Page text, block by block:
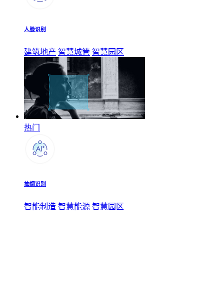
人脸识别
建筑地产 智慧城管 智慧园区
热门
抽烟识别
智能制造 智慧能源 智慧园区